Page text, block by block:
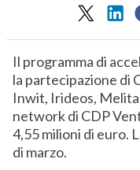
Il programma di
la partecipazione di
Inwit, Irideos, Melita
network di CDP
4,55 milioni di euro.
di marzo.